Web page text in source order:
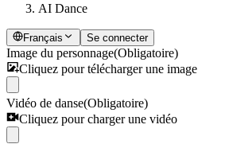
AI Dance
Français Se connecter
Image du personnage(Obligatoire)
Cliquez pour télécharger une image
Vidéo de danse(Obligatoire)
Cliquez pour charger une vidéo